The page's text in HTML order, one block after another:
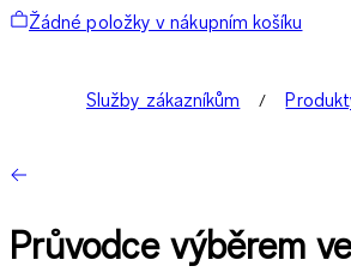
Žádné položky v nákupním košíku
Služby zákazníkům
Průvodce výběrem